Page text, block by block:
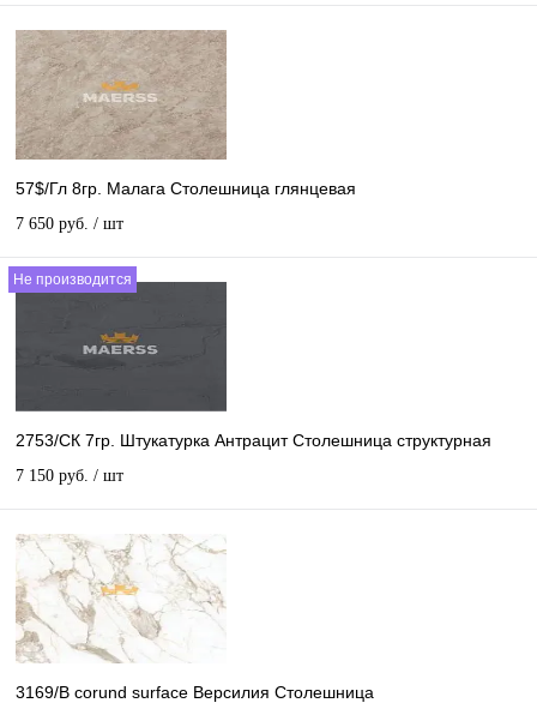
57$/Гл 8гр. Малага Столешница глянцевая
7 650 руб. / шт
Не производится
2753/СК 7гр. Штукатурка Антрацит Столешница структурная
7 150 руб. / шт
3169/B corund surface Версилия Столешница